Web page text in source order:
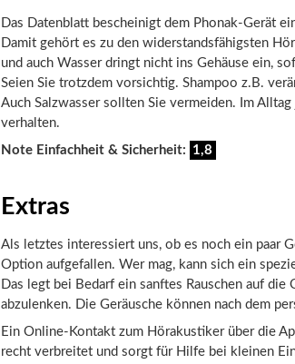
Das Datenblatt bescheinigt dem Phonak-Gerät
Damit gehört es zu den widerstandsfähigsten
und auch Wasser dringt nicht ins Gehäuse ein,
Seien Sie trotzdem vorsichtig. Shampoo z.B.
Auch Salzwasser sollten Sie vermeiden. Im
verhalten.
Note Einfachheit & Sicherheit: 1,8
Extras
Als letztes interessiert uns, ob es noch ein paar
Option aufgefallen. Wer mag, kann sich ein
Das legt bei Bedarf ein sanftes Rauschen auf
abzulenken. Die Geräusche können nach dem
Ein Online-Kontakt zum Hörakustiker über die
recht verbreitet und sorgt für Hilfe bei kleinen